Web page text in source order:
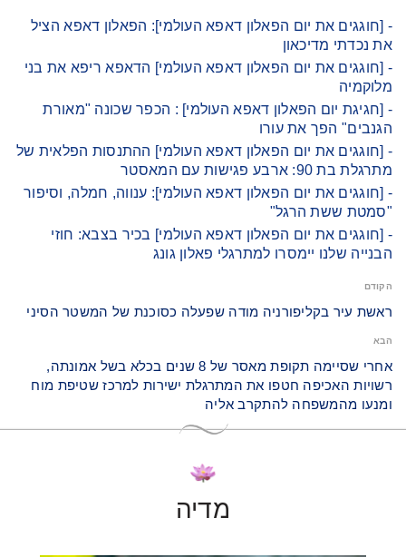
- [חוגגים את יום הפאלון דאפא העולמי]: הפאלון דאפא הציל
את נכדתי מדיכאון
- [חוגגים את יום הפאלון דאפא העולמי] הדאפא ריפא את בני
מלוקמיה
- [חגיגת יום הפאלון דאפא העולמי] : הכפר שכונה "מאורת
הגנבים" הפך את עורו
- [חוגגים את יום הפאלון דאפא העולמי] ההתנסות הפלאית של
מתרגלת בת 90: ארבע פגישות עם המאסטר
- [חוגגים את יום הפאלון דאפא העולמי]: ענווה, חמלה, וסיפור
"סמטת ששת הרגל"
- [חוגגים את יום הפאלון דאפא העולמי] בכיר בצבא: חוזי
הבנייה שלנו יימסרו למתרגלי פאלון גונג
הקודם
ראשת עיר בקליפורניה מודה שפעלה כסוכנת של המשטר הסיני
הבא
אחרי שסיימה תקופת מאסר של 8 שנים בכלא בשל אמונתה,
רשויות האכיפה חטפו את המתרגלת ישירות למרכז שטיפת מוח
ומנעו מהמשפחה להתקרב אליה
מדיה